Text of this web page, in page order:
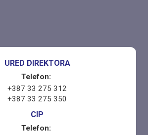
URED DIREKTORA
Telefon:
+387 33 275 312
+387 33 275 350
CIP
Telefon: